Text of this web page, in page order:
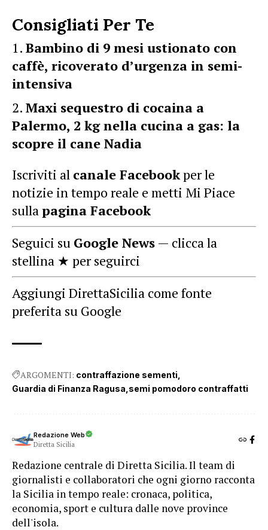
Consigliati Per Te
Bambino di 9 mesi ustionato con
caffè, ricoverato d’urgenza in semi-
intensiva
Maxi sequestro di cocaina a
Palermo, 2 kg nella cucina a gas: la
scopre il cane Nadia
Iscriviti al canale Facebookper le
notizie in tempo reale e metti Mi Piace
sullapagina Facebook
Seguici su Google News — clicca la
stellina ★ per seguirci
Aggiungi DirettaSicilia come fonte
preferita su Google
ARGOMENTI: contraffazione sementi
Guardia di Finanza Ragusa semi pomodoro contraffatti
Redazione Web
Diretta Sicilia
Redazione centrale di Diretta Sicilia. Il team di
giornalisti e collaboratori che ogni giorno racconta
la Sicilia in tempo reale: cronaca, politica,
economia, sport e cultura dalle nove province
dell'isola.